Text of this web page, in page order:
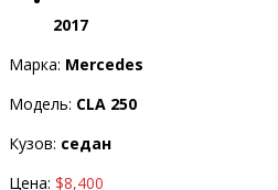
2017
Марка: Mercedes
Модель: CLA 250
Кузов: седан
Цена: $8,400